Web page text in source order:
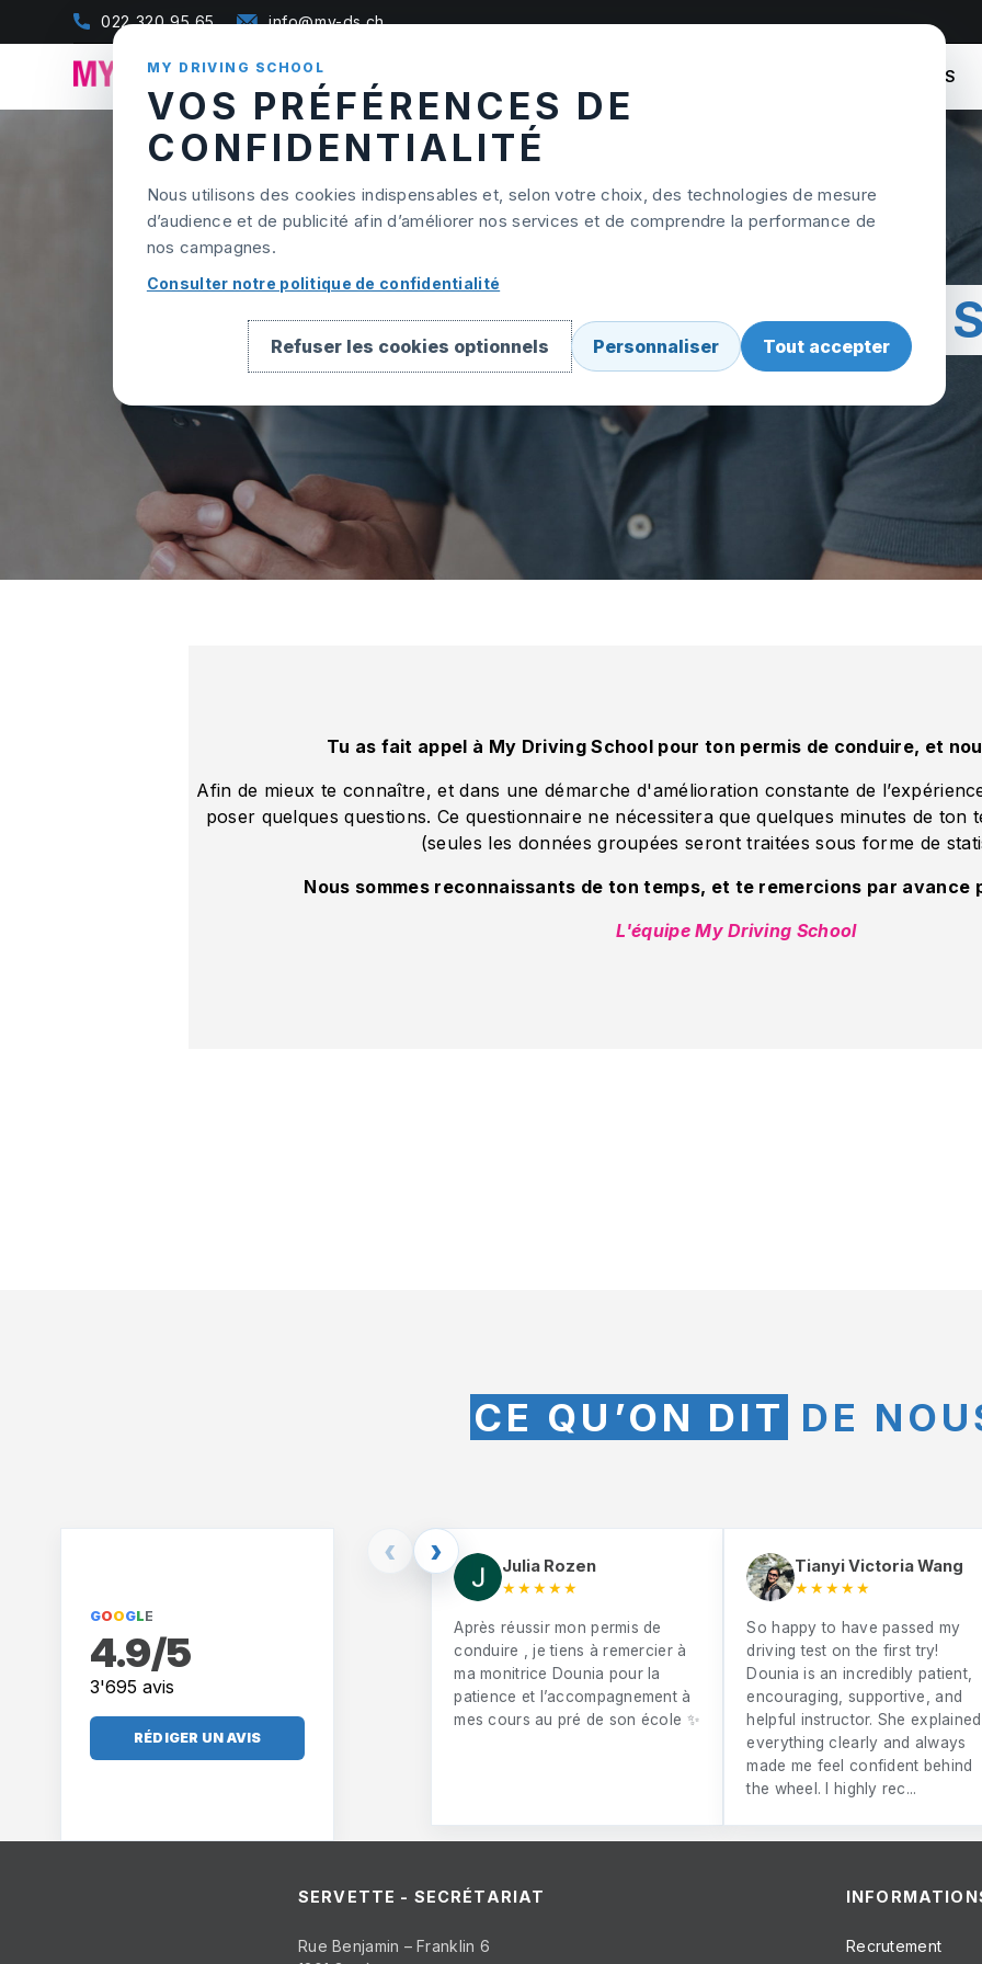
MY DRIVING SCHOOL
VOS PRÉFÉRENCES DE
CONFIDENTIALITÉ
Nous utilisons des cookies indispensables et, selon votre choix, des technologies de mesure
d’audience et de publicité afin d’améliorer nos services et de comprendre la performance de
nos campagnes.
Consulter notre politique de confidentialité
Refuser les cookies optionnels Personnaliser Tout accepter
Skip to content022 320 95 65 info@my-ds.ch
NOS AUTO-ÉCOLES
QUESTIONNAIRE DE
Tu as fait appel à My Driving School pour ton permis de conduire, et
Afin de mieux te connaître, et dans une démarche d'amélioration constante de
poser quelques questions. Ce questionnaire ne nécessitera que quelques minutes de ton
(seules les données groupées seront traitées sous forme de
Nous sommes reconnaissants de ton temps, et te remercions par
L'équipe My Driving School
CE QU’ON DIT DE
GOOGLE
4.9/5
3'695 avis
RÉDIGER UN AVIS
‹ › Julia Rozen
★★★★★
Après réussir mon permis de
conduire , je tiens à remercier à
ma monitrice Dounia pour la
patience et l’accompagnement à
mes cours au pré de son école ✨
Tianyi Victoria Wang
★★★★★
So happy to have passed my
driving test on the first try!
Dounia is an incredibly patient,
encouraging, supportive, and
helpful instructor. She explained
everything clearly and always
made me feel confident behind
the wheel. I highly rec...
SERVETTE - SECRÉTARIAT
Rue Benjamin – Franklin 6
Recrutement